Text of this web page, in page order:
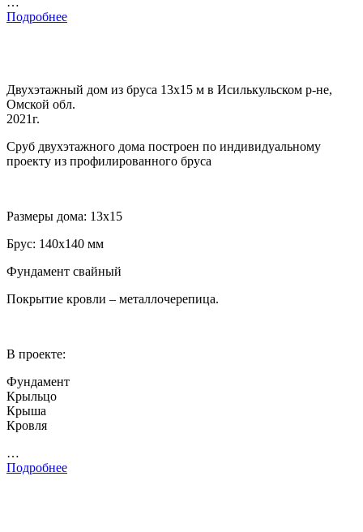
Подробнее
Двухэтажный дом из бруса 13х15 м в Исилькульском р-не,
Омской обл.
2021г.
Сруб двухэтажного дома построен по индивидуальному
проекту из профилированного бруса
Размеры дома: 13х15
Брус: 140х140 мм
Фундамент свайный
Покрытие кровли – металлочерепица.
В проекте:
Фундамент
Крыльцо
Крыша
Кровля
…
Подробнее